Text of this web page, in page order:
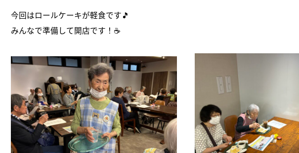
今回はロールケーキが軽食です🎵
みんなで準備して開店です！☕